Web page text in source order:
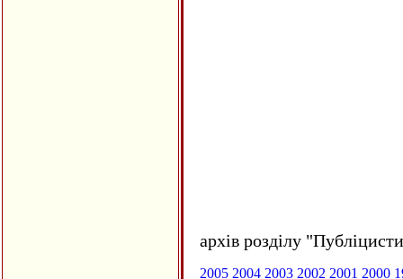
архів розділу
2005 2004 2003 2002 2001 2000